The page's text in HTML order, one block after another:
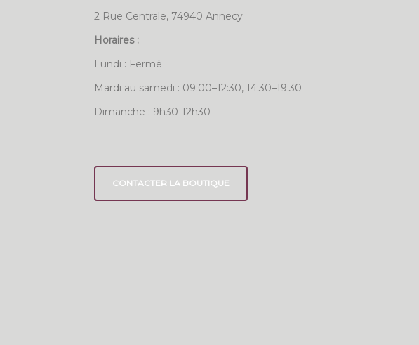
2 Rue Centrale, 74940 Annecy
Horaires :
Lundi : Fermé
Mardi au samedi : 09:00–12:30, 14:30–19:30
Dimanche : 9h30-12h30
CONTACTER LA BOUTIQUE